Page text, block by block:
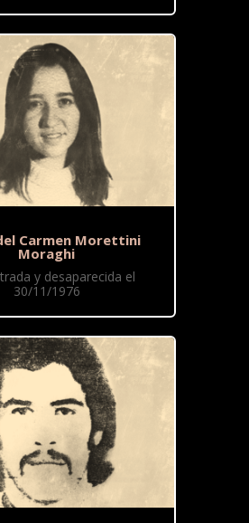
Carmen Morettini
Moraghi
y desaparecida el
30/11/1976